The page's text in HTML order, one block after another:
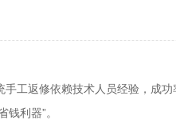
工返修依赖技术人员经验，成
利器”。